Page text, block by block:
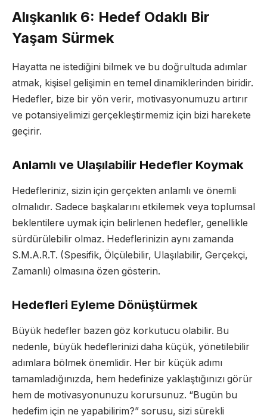
Alışkanlık 6: Hedef Odaklı Bir
Yaşam Sürmek
Hayatta ne istediğini bilmek ve bu doğrultuda adımlar
atmak, kişisel gelişimin en temel dinamiklerinden biridir.
Hedefler, bize bir yön verir, motivasyonumuzu artırır
ve potansiyelimizi gerçekleştirmemiz için bizi harekete
geçirir.
Anlamlı ve Ulaşılabilir Hedefler Koymak
Hedefleriniz, sizin için gerçekten anlamlı ve önemli
olmalıdır. Sadece başkalarını etkilemek veya toplumsal
beklentilere uymak için belirlenen hedefler, genellikle
sürdürülebilir olmaz. Hedeflerinizin aynı zamanda
S.M.A.R.T. (Spesifik, Ölçülebilir, Ulaşılabilir, Gerçekçi,
Zamanlı) olmasına özen gösterin.
Hedefleri Eyleme Dönüştürmek
Büyük hedefler bazen göz korkutucu olabilir. Bu
nedenle, büyük hedeflerinizi daha küçük, yönetilebilir
adımlara bölmek önemlidir. Her bir küçük adımı
tamamladığınızda, hem hedefinize yaklaştığınızı görür
hem de motivasyonunuzu korursunuz. “Bugün bu
hedefim için ne yapabilirim?” sorusu, sizi sürekli